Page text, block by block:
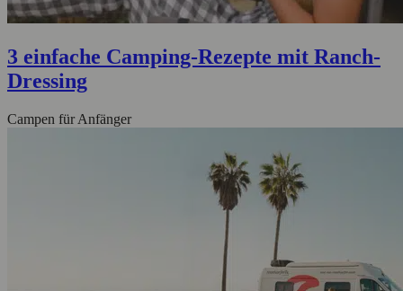
3 einfache Camping-Rezepte mit Ranch-
Dressing
Campen für Anfänger